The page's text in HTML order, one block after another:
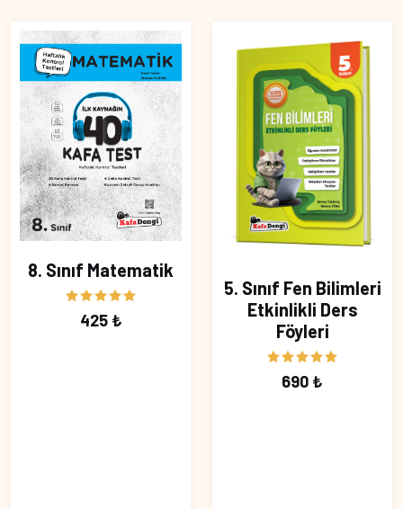
8. Sınıf Matematik
425 ₺
5. Sınıf Fen Bilimleri
Etkinlikli Ders
Föyleri
690 ₺